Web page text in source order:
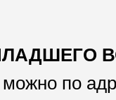
по